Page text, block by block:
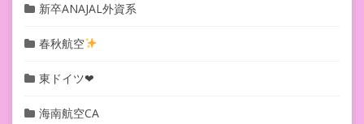
新卒ANAJAL外資系
春秋航空
東ドイツ❤︎
海南航空CA